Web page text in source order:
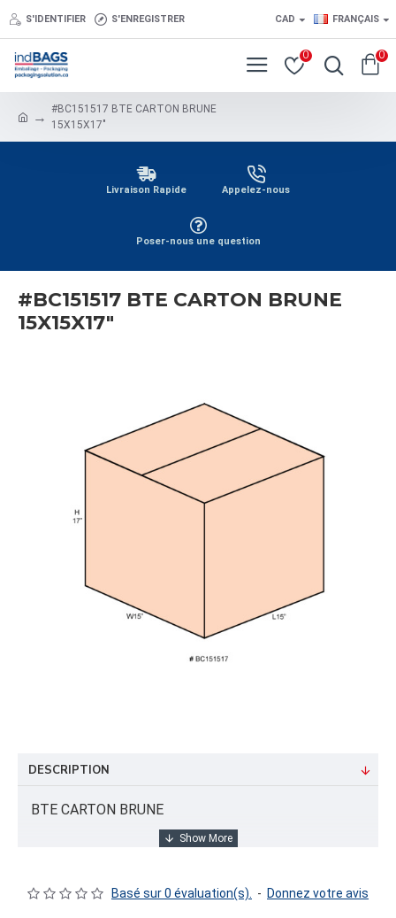
S'IDENTIFIER S'ENREGISTRER CAD FRANÇAIS
0 0
#BC151517 BTE CARTON BRUNE
15X15X17"
Livraison Rapide Appelez-nous
Poser-nous une question
#BC151517 BTE CARTON BRUNE
15X15X17"
DESCRIPTION
BTE CARTON BRUNE
INFORMATION PRODUIT
Basé sur 0 évaluation(s). - Donnez votre avis